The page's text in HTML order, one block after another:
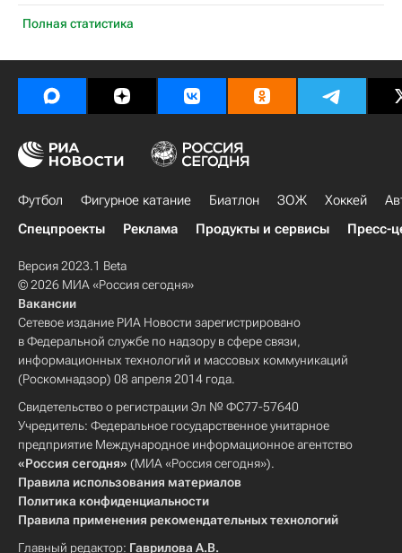
Полная статистика
Футбол Фигурное катание Биатлон ЗОЖ Хоккей
Спецпроекты
Реклама Продукты и сервисы Пресс-
Версия 2023.1 Beta
© 2026 МИА «Россия сегодня»
Вакансии
Сетевое издание РИА Новости зарегистрировано
в Федеральной службе по надзору в сфере связи,
информационных технологий и массовых коммуникаций
(Роскомнадзор) 08 апреля 2014 года.
Свидетельство о регистрации Эл № ФС77-57640
Учредитель: Федеральное государственное унитарное
предприятие Международное информационное агентство
«Россия сегодня» (МИА «Россия сегодня»).
Правила использования материалов
Политика конфиденциальности
Правила применения рекомендательных технологий
Главный редактор: Гаврилова А.В.